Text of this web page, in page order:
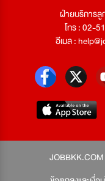
ฝ่ายบริการลู
โทร : 02-
อีเมล :